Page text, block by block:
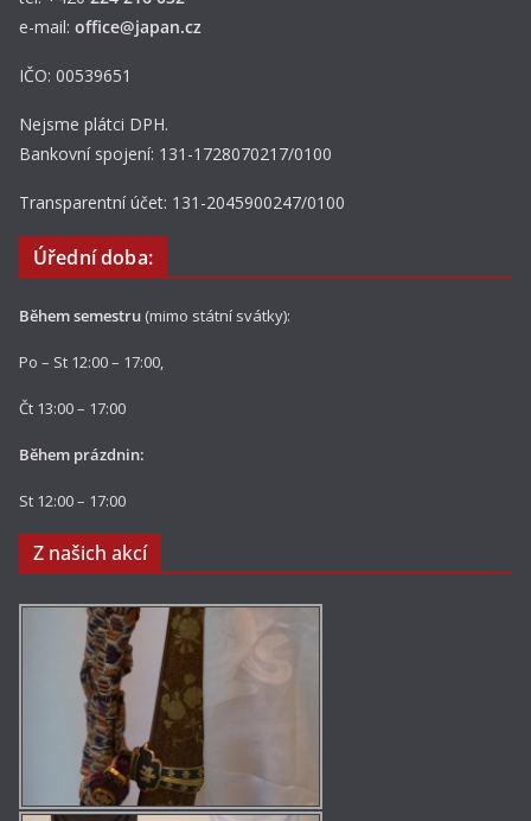
e-mail: office@japan.cz
IČO: 00539651
Nejsme plátci DPH.
Bankovní spojení: 131-1728070217/0100
Transparentní účet: 131-2045900247/0100
Úřední doba:
Během semestru (mimo státní svátky):
Po – St 12:00 – 17:00,
Čt 13:00 – 17:00
Během prázdnin:
St 12:00 – 17:00
Z našich akcí